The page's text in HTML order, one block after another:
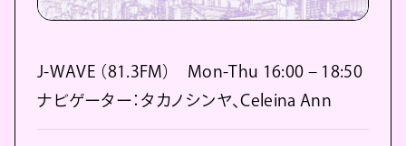
J-WAVE （81.3FM） Mon-Thu 16:00 – 18:50
ナビゲーター：タカノシンヤ、Celeina Ann